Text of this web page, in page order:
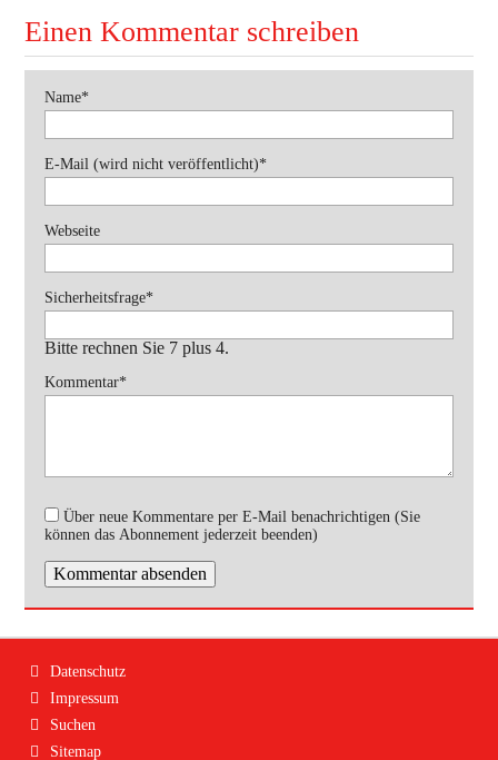
Einen Kommentar schreiben
Pflichtfeld
Name*
Pflichtfeld
E-Mail (wird nicht veröffentlicht)*
Webseite
Pflichtfeld
Sicherheitsfrage*
Bitte rechnen Sie 7 plus 4.
Pflichtfeld
Kommentar*
Über neue Kommentare per E-Mail benachrichtigen (Sie
können das Abonnement jederzeit beenden)
Kommentar absenden
Navigation
Datenschutz
Impressum
Suchen
Sitemap